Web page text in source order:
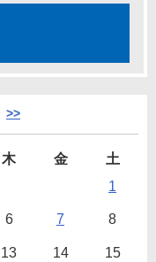
>>
木 金
土
1
6 7 8
13 14 15